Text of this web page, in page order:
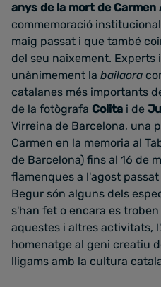
anys de la mort de Carmen
commemoració
maig passat i que també
del seu naixement.
unànimement la bailaora
catalanes més importants
de la fotògrafa Colita i de
Virreina de Barcelona, una
Carmen en la memoria al
de Barcelona) fins al 16 de
flamenques a l'agost
Begur són alguns dels
s'han fet o encara es
aquestes i altres activitats,
homenatge al geni creatiu
lligams amb la cultura